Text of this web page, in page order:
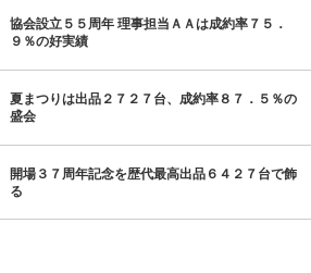
協会設立５５周年 理事担当ＡＡは成約率７５．
９％の好実績
夏まつりは出品２７２７台、成約率８７．５％の
盛会
開場３７周年記念を歴代最高出品６４２７台で飾
る